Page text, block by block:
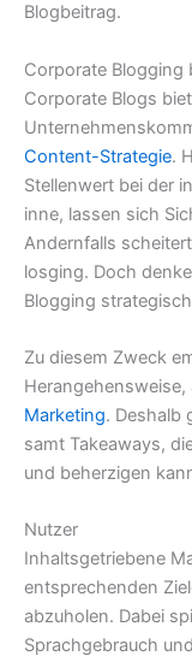
Blogbeitrag.
Corporate Blogging
Corporate Blogs
Content-Strategie.
Stellenwert bei der
inne, lassen sich
Andernfalls
losging. Doch
Blogging
Zu diesem Zweck
Marketing. Deshalb
samt Takeaways,
und beherzigen
Nutzer
Inhaltsgetriebene
entsprechenden
abzuholen. Dabei
Sprachgebrauch